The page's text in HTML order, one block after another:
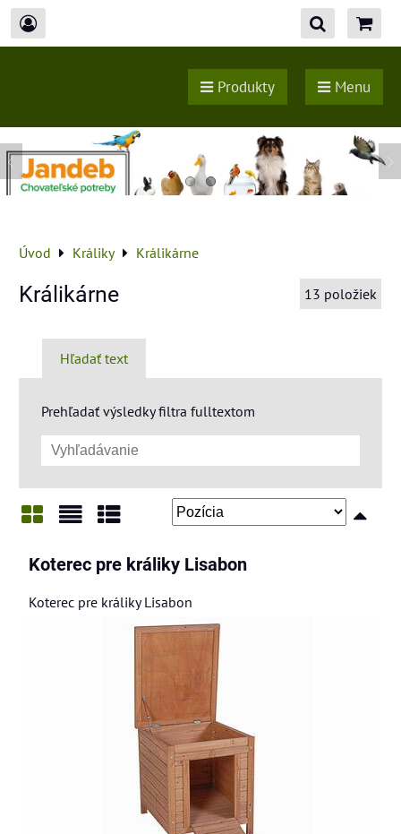
Produkty Menu
Úvod Králiky Králikárne
Králikárne 13 položiek
Hľadať text
Prehľadať výsledky filtra fulltextom
Koterec pre králiky Lisabon
Koterec pre králiky Lisabon